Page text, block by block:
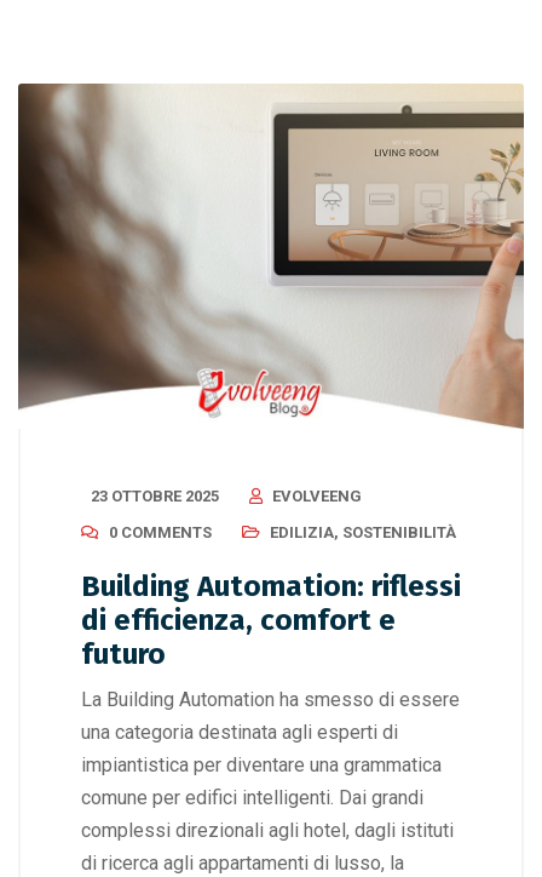
23 OTTOBRE 2025
EVOLVEENG
0 COMMENTS
EDILIZIA, SOSTENIBILITÀ
Building Automation: riflessi
di efficienza, comfort e
futuro
La Building Automation ha smesso di essere
una categoria destinata agli esperti di
impiantistica per diventare una grammatica
comune per edifici intelligenti. Dai grandi
complessi direzionali agli hotel, dagli istituti
di ricerca agli appartamenti di lusso, la